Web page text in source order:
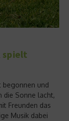
spielt
begonnen und
die Sonne lacht,
Freunden das
Musik dabei